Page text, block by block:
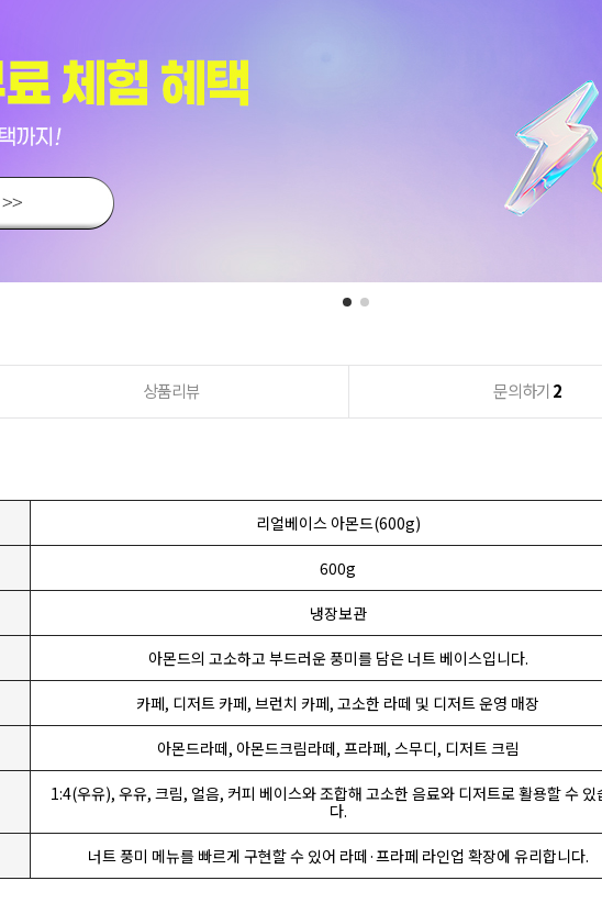
상품리뷰 문의하기 2
리얼베이스 아몬드(600g)
600g
냉장보관
아몬드의 고소하고 부드러운 풍미를 담은 너트 베이스입니다.
카페, 디저트 카페, 브런치 카페, 고소한 라떼 및 디저트 운영 매장
아몬드라떼, 아몬드크림라떼, 프라페, 스무디, 디저트 크림
1:4(우유), 우유, 크림, 얼음, 커피 베이스와 조합해 고소한 음료와 디저트로 활용할 수 있
다.
너트 풍미 메뉴를 빠르게 구현할 수 있어 라떼·프라페 라인업 확장에 유리합니다.